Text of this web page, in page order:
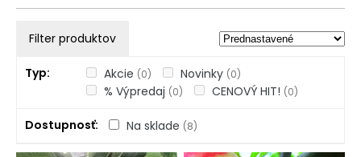
Filter produktov
Typ Akcie (0) Novinky (0)
% Výpredaj (0) CENOVÝ HIT! (0)
Dostupnosť Na sklade (8)